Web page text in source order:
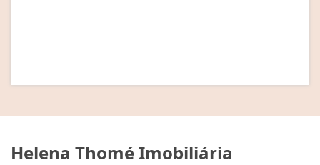
Helena Thomé Imobiliária